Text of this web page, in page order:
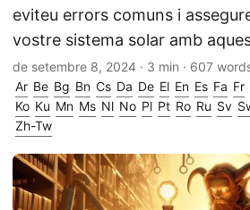
eviteu errors comuns i
vostre sistema solar amb
de setembre 8, 2024 · 3 min · 607
Ar Be Bg Bn Cs Da De El En Es Fa Fr
Ko Ku Mn Ms Nl No Pl Pt Ro Ru Sv
Zh-Tw